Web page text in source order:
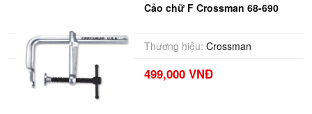
Cảo chữ F Crossman 68-690
Thương hiệu: Crossman
499,000 VNĐ